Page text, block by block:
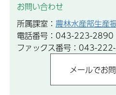
お問い合わせ
所属課室： 農林水産部生産
電話番号：043-223-2890
ファックス番号：043-